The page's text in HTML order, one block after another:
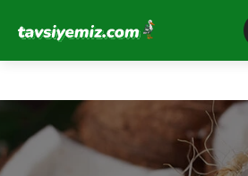
Tavsiyemiz Anasayfa